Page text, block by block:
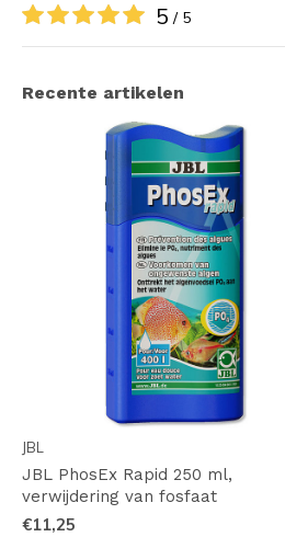
5 / 5
Recente artikelen
JBL
JBL PhosEx Rapid 250 ml,
verwijdering van fosfaat
€11,25